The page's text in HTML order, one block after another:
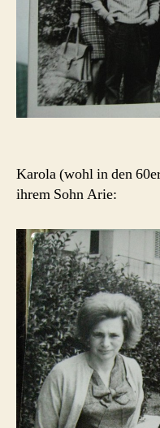
Karola (wohl in den
ihrem Sohn Arie: